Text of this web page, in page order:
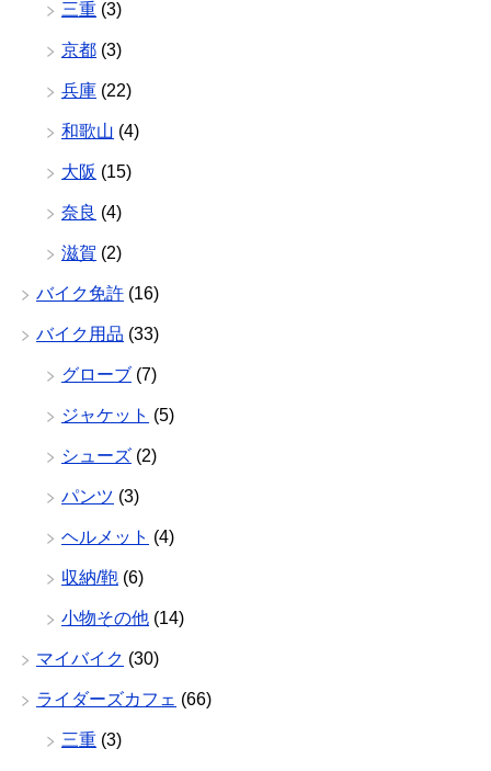
三重 (3)
京都 (3)
兵庫 (22)
和歌山 (4)
大阪 (15)
奈良 (4)
滋賀 (2)
バイク免許 (16)
バイク用品 (33)
グローブ (7)
ジャケット (5)
シューズ (2)
パンツ (3)
ヘルメット (4)
収納/鞄 (6)
小物その他 (14)
マイバイク (30)
ライダーズカフェ (66)
三重 (3)